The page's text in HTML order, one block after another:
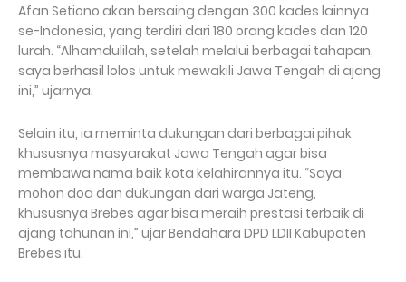
Afan Setiono akan bersaing dengan 300 kades lainnya
se-Indonesia, yang terdiri dari 180 orang kades dan 120
lurah. “Alhamdulilah, setelah melalui berbagai tahapan,
saya berhasil lolos untuk mewakili Jawa Tengah di ajang
ini,” ujarnya.
Selain itu, ia meminta dukungan dari berbagai pihak
khususnya masyarakat Jawa Tengah agar bisa
membawa nama baik kota kelahirannya itu. “Saya
mohon doa dan dukungan dari warga Jateng,
khususnya Brebes agar bisa meraih prestasi terbaik di
ajang tahunan ini,” ujar Bendahara DPD LDII Kabupaten
Brebes itu.